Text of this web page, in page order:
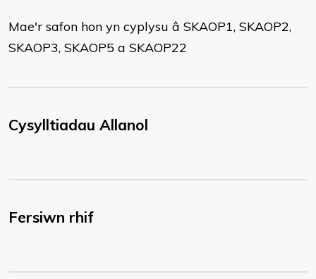
​Mae'r safon hon yn cyplysu â SKAOP1, SKAOP2,
SKAOP3, SKAOP5 a SKAOP22
Cysylltiadau Allanol
Fersiwn rhif